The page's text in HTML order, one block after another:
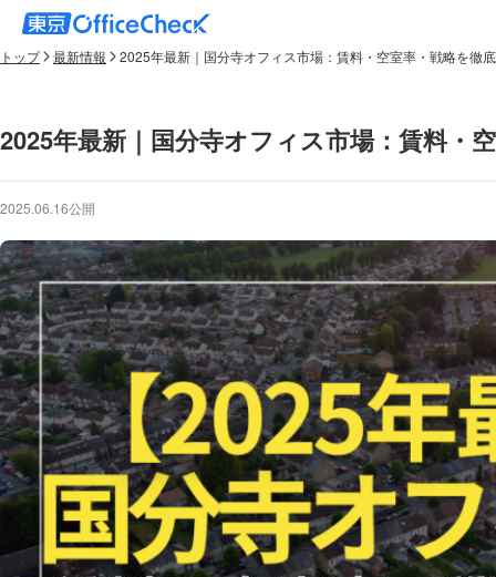
トップ 最新情報 2025年最新｜国分寺オフィス市場：賃料・空室率・戦略を徹
2025年最新｜国分寺オフィス市場：賃料・
2025.06.16公開